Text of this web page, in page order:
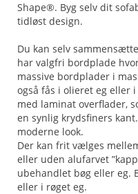
Shape®. Byg selv dit
tidløst design.
Du kan selv
har valgfri bordplade
massive bordplader i
også fås i olieret eg eller
med laminat overflader,
en synlig krydsfiners
moderne look.
Der kan frit vælges
eller uden alufarvet
ubehandlet bøg eller eg.
eller i røget eg.